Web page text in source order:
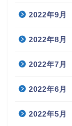
2022年9月
2022年8月
2022年7月
2022年6月
2022年5月